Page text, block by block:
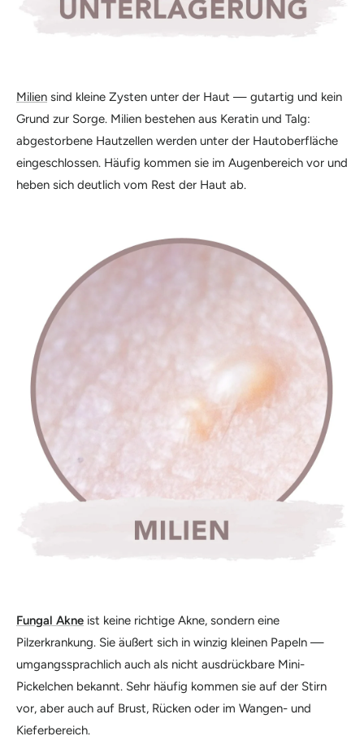
Milien sind kleine Zysten unter der Haut — gutartig und kein
Grund zur Sorge. Milien bestehen aus Keratin und Talg:
abgestorbene Hautzellen werden unter der Hautoberfläche
eingeschlossen. Häufig kommen sie im Augenbereich vor und
heben sich deutlich vom Rest der Haut ab.
Fungal Akne ist keine richtige Akne, sondern eine
Pilzerkrankung. Sie äußert sich in winzig kleinen Papeln —
umgangssprachlich auch als nicht ausdrückbare Mini-
Pickelchen bekannt. Sehr häufig kommen sie auf der Stirn
vor, aber auch auf Brust, Rücken oder im Wangen- und
Kieferbereich.